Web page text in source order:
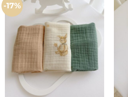
-17%
Mėgstamiausias